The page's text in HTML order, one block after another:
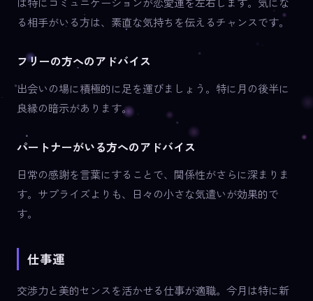
る相手がいる方は、素直な気持ちを伝えるチャンスです。
フリーの方へのアドバイス
出会いの場に積極的に足を運びましょう。特に月の後半に
良縁の暗示があります。
パートナーがいる方へのアドバイス
日常の感謝を言葉にすることで、関係性がさらに深まりま
す。サプライズよりも、日々の小さな気遣いが効果的で
す。
仕事運
交渉力と美的センスを活かせる仕事が適職。今月は特に新